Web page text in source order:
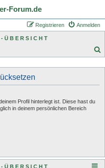
Forum.de
Anmelden
Registrieren
Ü B E R S I C H T
Profil hinterlegt ist. Diese hast du
in deinem persönlichen Bereich
Ü B E R S I C H T